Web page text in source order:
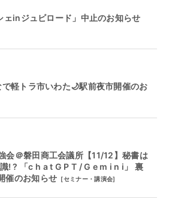
ェinジュビロード」中止のお知らせ
で軽トラ市いわた🌙駅前夜市開催のお
会＠磐田商工会議所【11/12】秘書は
! ? 「c h a t G P T / G e m i n i」 裏
催のお知らせ [セミナー・講演会]